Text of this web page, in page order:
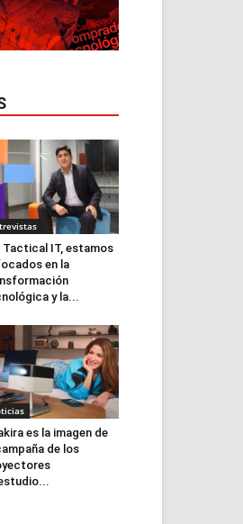
Tactical IT, estamos
en la
y la...
es la imagen de
de los